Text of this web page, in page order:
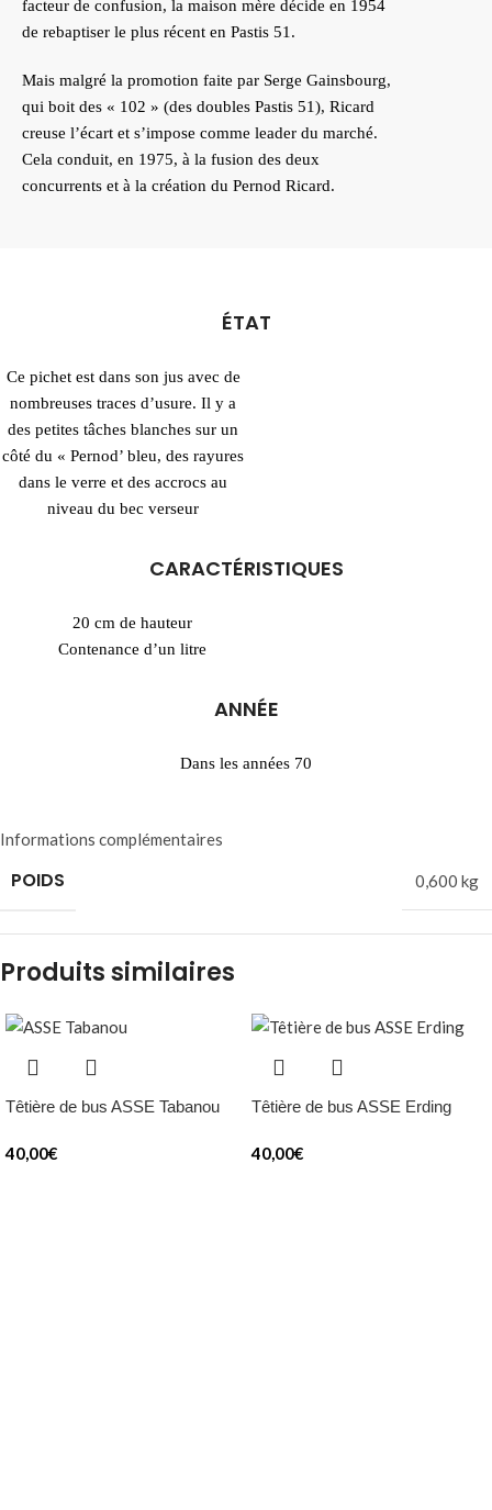
facteur de confusion, la maison mère décide en 1954
de rebaptiser le plus récent en Pastis 51.
Mais malgré la promotion faite par Serge Gainsbourg,
qui boit des « 102 » (des doubles Pastis 51), Ricard
creuse l’écart et s’impose comme leader du marché.
Cela conduit, en 1975, à la fusion des deux
concurrents et à la création du Pernod Ricard.
ÉTAT
Ce pichet est dans son jus avec de
nombreuses traces d’usure. Il y a
des petites tâches blanches sur un
côté du « Pernod’ bleu, des rayures
dans le verre et des accrocs au
niveau du bec verseur
CARACTÉRISTIQUES
20 cm de hauteur
Contenance d’un litre
ANNÉE
Dans les années 70
Informations complémentaires
POIDS 0,600 kg
Produits similaires
Têtière de bus ASSE Tabanou
40,00€
Têtière de bus ASSE Erding
40,00€